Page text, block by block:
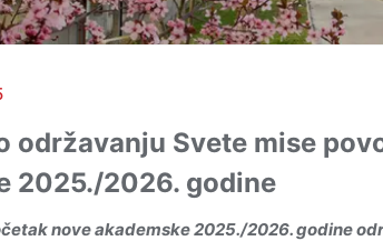
održavanju Svete mise
2025./2026. godine
nove akademske 2025./2026. godine